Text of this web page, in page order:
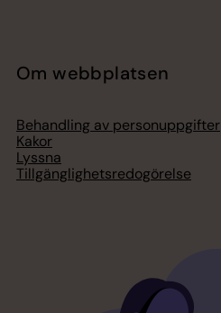
Om webbplatsen
Behandling av personuppgifter
Kakor
Lyssna
Tillgänglighetsredogörelse